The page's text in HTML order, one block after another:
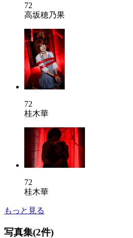
72
高坂穂乃果
72
桂木華
72
桂木華
もっと見る
写真集(2件)